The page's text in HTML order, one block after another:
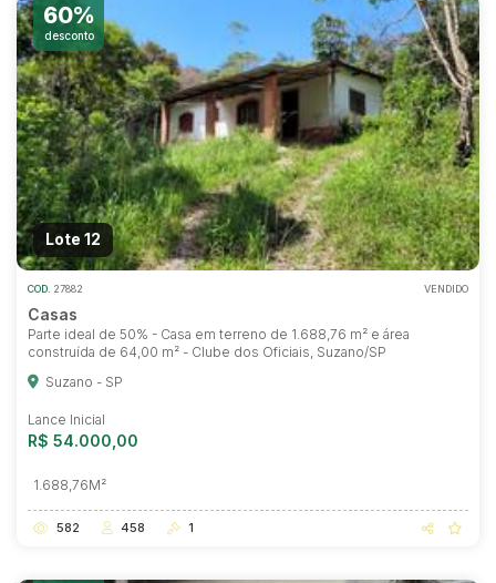
60%
desconto
Lote 12
COD. 27882 VENDIDO
Casas
Parte ideal de 50% - Casa em terreno de 1.688,76 m² e área
construída de 64,00 m² - Clube dos Oficiais, Suzano/SP
Suzano - SP
Lance Inicial
R$ 54.000,00
1.688,76M²
582 458 1